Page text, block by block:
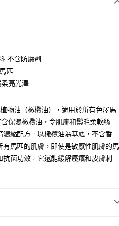
上)免運費
上)免運費
不含防腐劑
匹
亮光澤
物油（橄欖油），適用於所有色澤馬
保濕橄欖油，令肌膚和鬃毛柔軟絲
濃縮配方，以橄欖油為基底，不含香
有馬匹的肌膚，即使是敏感性肌膚的馬
菌功效，它還能緩解瘙癢和皮膚刺